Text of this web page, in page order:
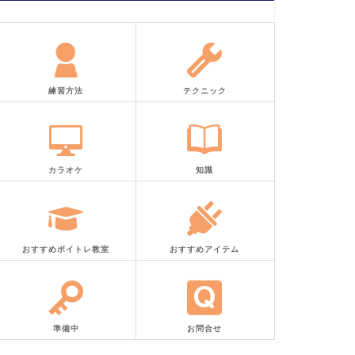
練習方法 テクニック
カラオケ 知識
おすすめボイトレ教室 おすすめアイテム
準備中 お問合せ